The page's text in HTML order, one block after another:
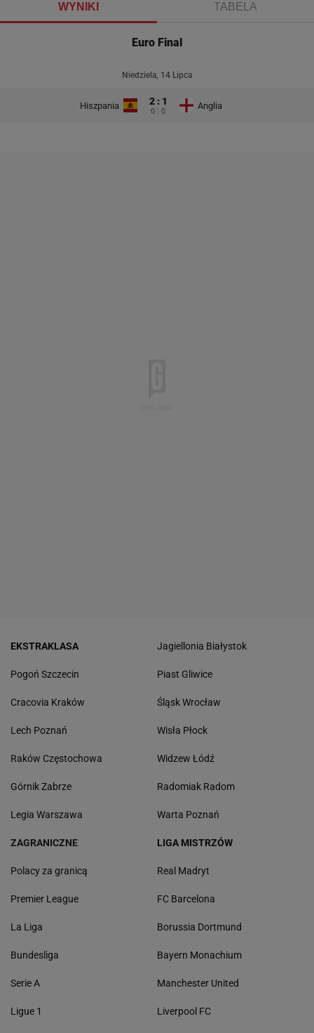
WYNIKI TABELA
Euro Final
Niedziela, 14 Lipca
Hiszpania 2 : 1
0 : 0
Anglia
EKSTRAKLASA
Pogoń Szczecin
Cracovia Kraków
Lech Poznań
Raków Częstochowa
Górnik Zabrze
Legia Warszawa
Jagiellonia Białystok
Piast Gliwice
Śląsk Wrocław
Wisła Płock
Widzew Łódź
Radomiak Radom
Warta Poznań
ZAGRANICZNE
Polacy za granicą
Premier League
La Liga
Bundesliga
Serie A
Ligue 1
LIGA MISTRZÓW
Real Madryt
FC Barcelona
Borussia Dortmund
Bayern Monachium
Manchester United
Liverpool FC